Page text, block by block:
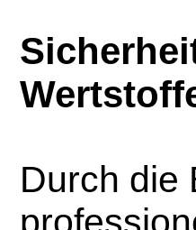
Durch die